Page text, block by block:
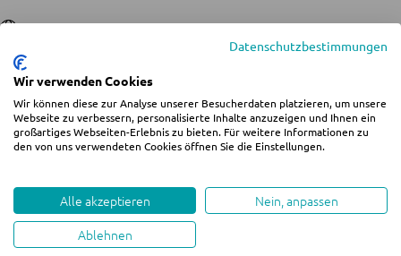
Garderoben Kommoden
Garderobenständer
Garderobenschränke
Garderobenserien
Schlüsselboards und Kästen
SpracheDeutsch|Italiano
© 2026 Wohn-Zentrum Jungmann
%star%Alle Preise inkl. gesetzl. Mehrwertsteuer zzgl.Versandkostenund ggf.
Nachnahmegebühren, wenn nicht anders angegeben.
Whistleblowing
created by teamblau
Datenschutzbestimmungen
Wir verwenden Cookies
Wir können diese zur Analyse unserer Besucherdaten platzieren, um unsere
Webseite zu verbessern, personalisierte Inhalte anzuzeigen und Ihnen ein
großartiges Webseiten-Erlebnis zu bieten. Für weitere Informationen zu
den von uns verwendeten Cookies öffnen Sie die Einstellungen.
Alle akzeptieren
Nein, anpassen
Ablehnen